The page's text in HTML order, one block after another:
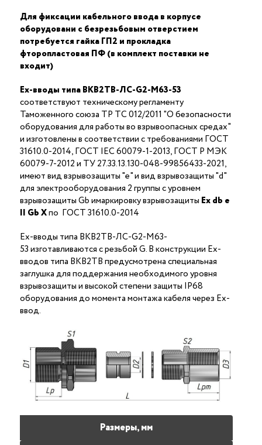
Для фиксации кабельного ввода в корпусе
оборудовани с безрезьбовым отверстием
потребуется гайка ГП2 и прокладка
фторопластовая ПФ (в комплект поставки не
входит)
Ex-вводы типа ВКВ2ТВ-ЛС-G2-М63-53
соответствуют техническому регламенту
Таможенного союза ТР ТС 012/2011 "О безопасности
оборудования для работы во взрывоопасных средах"
и изготовлены в соответствии с требованиями ГОСТ
31610.0-2014, ГОСТ IEC 60079-1-2013, ГОСТ Р МЭК
60079-7-2012 и ТУ 27.33.13.130-048-99856433-2021,
имеют вид взрывозащиты "е" и вид взрывозащиты "d"
для электрооборудования 2 группы с уровнем
взрывозащиты Gb имаркировку взрывозащиты Ехdb е
II Gb Xпо ГОСТ 31610.0-2014
Ex-вводы типа ВКВ2ТВ-ЛС-G2-М63-
53 изготавливаются с резьбой G. В конструкции Ex-
вводов типа ВКВ2ТВ предусмотрена специальная
заглушка для поддержания необходимого уровня
взрывозащиты и высокой степени защиты IP68
оборудования до момента монтажа кабеля через Ex-
ввод.
Размеры, мм